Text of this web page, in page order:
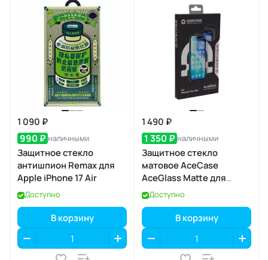
1 090 ₽
990 ₽ наличными
Защитное стекло
антишпион Remax для
Apple iPhone 17 Air
Доступно
В корзину
1 490 ₽
1 350 ₽ наличными
Защитное стекло
матовое AceCase
AceGlass Matte для
Apple iPhone 17 Pro Max
Доступно
В корзину